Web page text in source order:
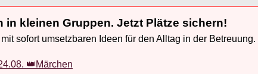
in kleinen Gruppen. Jetzt Plätze sichern!
sofort umsetzbaren Ideen für den Alltag in der Betreuung.
👑Märchen